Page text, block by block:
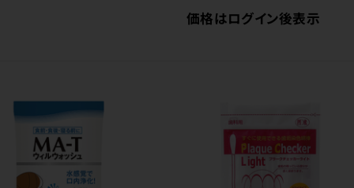
価格はログイン後表示